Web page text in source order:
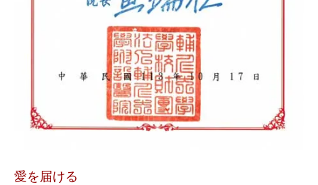
愛を届ける